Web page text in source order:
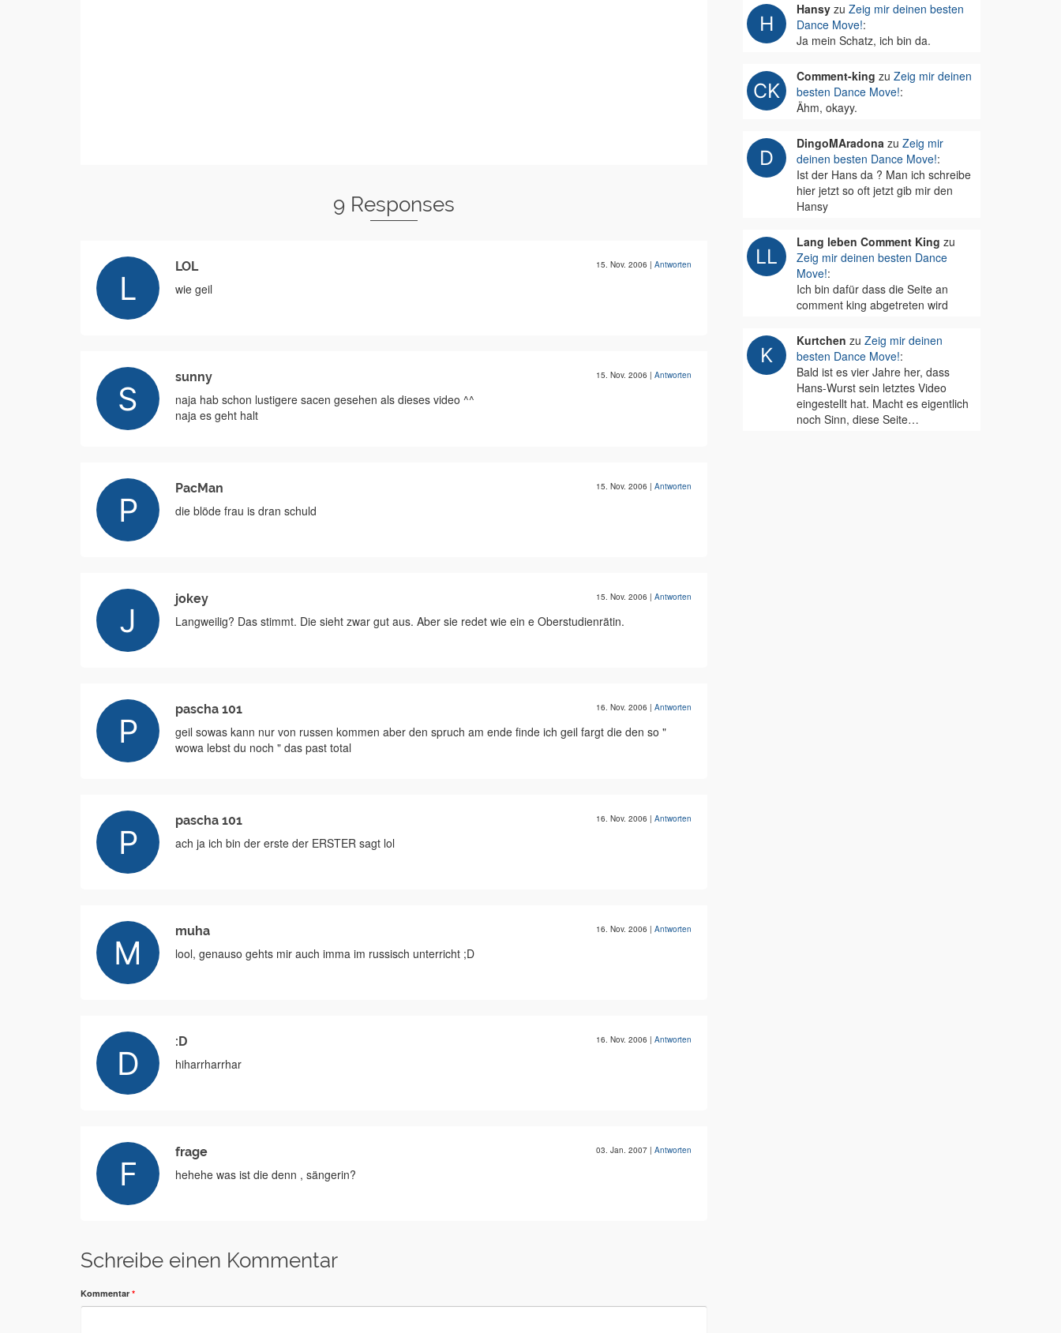
9 Responses
LOL 15. Nov. 2006 | Antworten
wie geil
sunny 15. Nov. 2006 | Antworten
naja hab schon lustigere sacen gesehen als dieses video ^^
naja es geht halt
PacMan 15. Nov. 2006 | Antworten
die blöde frau is dran schuld
jokey 15. Nov. 2006 | Antworten
Langweilig? Das stimmt. Die sieht zwar gut aus. Aber sie redet wie ein e Oberstudienrätin.
pascha 101 16. Nov. 2006 | Antworten
geil sowas kann nur von russen kommen aber den spruch am ende finde ich geil fargt die den so "
wowa lebst du noch " das past total
pascha 101 16. Nov. 2006 | Antworten
ach ja ich bin der erste der ERSTER sagt lol
muha 16. Nov. 2006 | Antworten
lool, genauso gehts mir auch imma im russisch unterricht ;D
:D 16. Nov. 2006 | Antworten
hiharrharrhar
frage 03. Jan. 2007 | Antworten
hehehe was ist die denn , sängerin?
Schreibe einen Kommentar
Kommentar *
Hansyzu Zeig mir deinen besten
Dance Move!:
Ja mein Schatz, ich bin da.
Comment-king zu Zeig mir deinen
besten Dance Move!:
Ähm, okayy.
DingoMAradonazu Zeig mir
deinen besten Dance Move!:
Ist der Hans da ? Man ich schreibe
hier jetzt so oft jetzt gib mir den
Hansy
Lang leben Comment King zu
Zeig mir deinen besten Dance
Move!:
Ich bin dafür dass die Seite an
comment king abgetreten wird
Kurtchen zu Zeig mir deinen
besten Dance Move!:
Bald ist es vier Jahre her, dass
Hans-Wurst sein letztes Video
eingestellt hat. Macht es eigentlich
noch Sinn, diese Seite…